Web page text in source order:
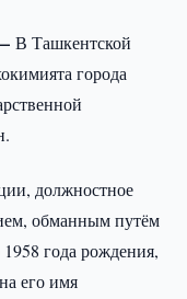
—В Ташкентской
города
должностное
обманным путём
года рождения,
его имя